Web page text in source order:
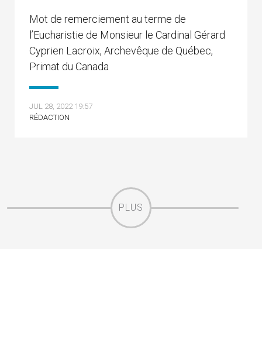
Mot de remerciement au terme de
l’Eucharistie de Monsieur le Cardinal Gérard
Cyprien Lacroix, Archevêque de Québec,
Primat du Canada
JUL 28, 2022 19:57
RÉDACTION
PLUS